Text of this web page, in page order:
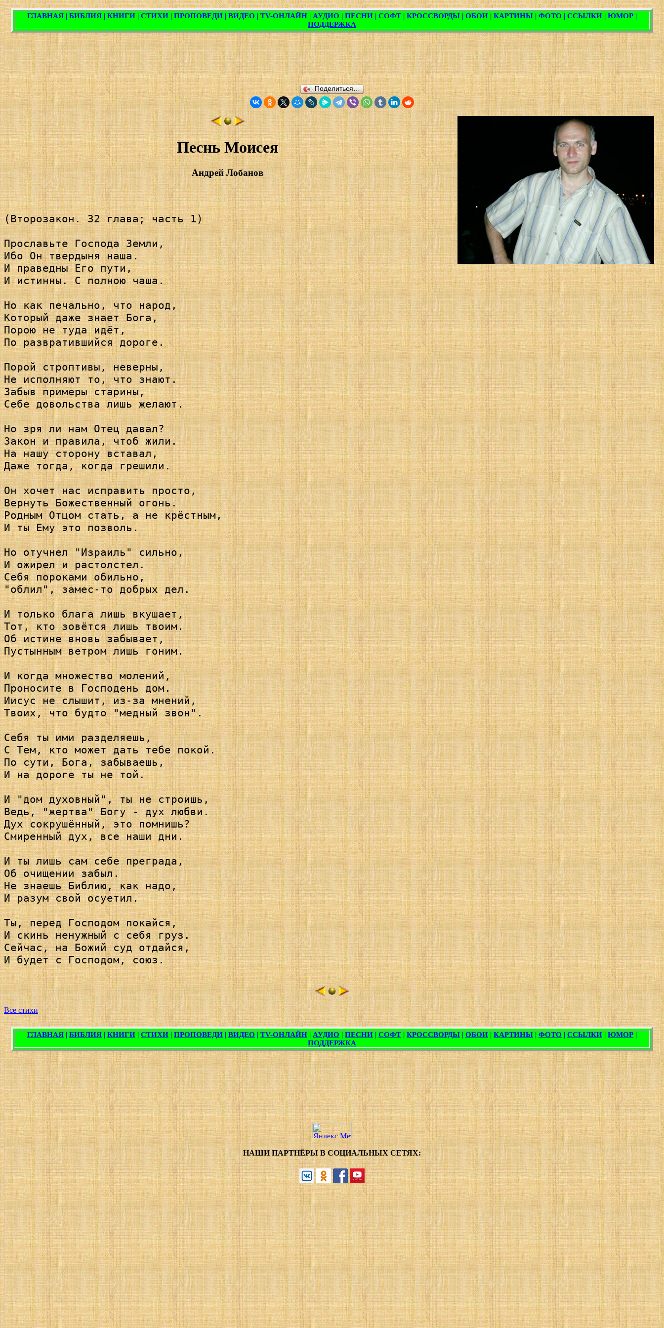
Поделиться…
Песнь Моисея
Андрей Лобанов
(Второзакон. 32 глава; часть 1)
Прославьте Господа Земли,
Ибо Он твердыня наша.
И праведны Его пути,
И истинны. С полною чаша.
Но как печально, что народ,
Который даже знает Бога,
Порою не туда идёт,
По развратившийся дороге.
Порой строптивы, неверны,
Не исполняют то, что знают.
Забыв примеры старины,
Себе довольства лишь желают.
Но зря ли нам Отец давал?
Закон и правила, чтоб жили.
На нашу сторону вставал,
Даже тогда, когда грешили.
Он хочет нас исправить просто,
Вернуть Божественный огонь.
Родным Отцом стать, а не крёстным,
И ты Ему это позволь.
Но отучнел "Израиль" сильно,
И ожирел и растолстел.
Себя пороками обильно,
"облил", замес-то добрых дел.
И только блага лишь вкушает,
Тот, кто зовётся лишь твоим.
Об истине вновь забывает,
Пустынным ветром лишь гоним.
И когда множество молений,
Проносите в Господень дом.
Иисус не слышит, из-за мнений,
Твоих, что будто "медный звон".
Себя ты ими разделяешь,
С Тем, кто может дать тебе покой.
По сути, Бога, забываешь,
И на дороге ты не той.
И "дом духовный", ты не строишь,
Ведь, "жертва" Богу - дух любви.
Дух сокрушённый, это помнишь?
Смиренный дух, все наши дни.
И ты лишь сам себе преграда,
Об очищении забыл.
Не знаешь Библию, как надо,
И разум свой осуетил.
Ты, перед Господом покайся,
И скинь ненужный с себя груз.
Сейчас, на Божий суд отдайся,
И будет с Господом, союз.
Все стихи